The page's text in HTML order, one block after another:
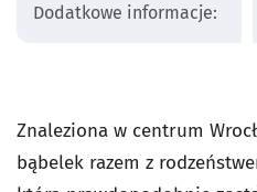
Dodatkowe informacje:
Znaleziona w centrum
bąbelek razem z